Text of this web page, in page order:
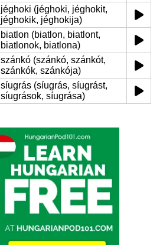
jéghoki (jéghoki, jéghokit,
jéghokik, jéghokija)
biatlon (biatlon, biatlont,
biatlonok, biatlona)
szánkó (szánkó, szánkót,
szánkók, szánkója)
síugrás (síugrás, síugrást,
síugrások, síugrása)